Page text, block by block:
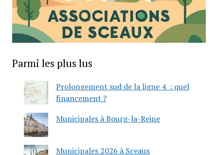
Parmi les plus lus
Prolongement sud de la ligne 4 : quel
financement ?
Municipales à Bourg-la-Reine
Municipales 2026 à Sceaux